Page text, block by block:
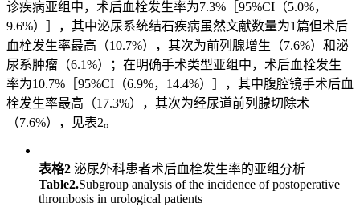
诊疾病亚组中，术后血栓发生率为7.3%［95%CI（5.0%，
9.6%）］，其中泌尿系统结石疾病虽然文献数量为1篇但术后
血栓发生率最高（10.7%），其次为前列腺增生（7.6%）和泌
尿系肿瘤（6.1%）；在明确手术类型亚组中，术后血栓发生
率为10.7%［95%CI（6.9%，14.4%）］，其中腹腔镜手术后血
栓发生率最高（17.3%），其次为经尿道前列腺切除术
（7.6%），见表2。
表格2 泌尿外科患者术后血栓发生率的亚组分析
Table2.Subgroup analysis of the incidence of postoperative
thrombosis in urological patients